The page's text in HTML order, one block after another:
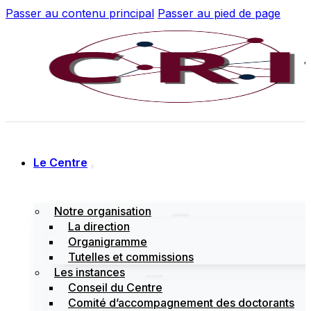
Passer au contenu principal Passer au pied de page
Le Centre
Notre organisation
La direction
Organigramme
Tutelles et commissions
Les instances
Conseil du Centre
Comité d’accompagnement des doctorants